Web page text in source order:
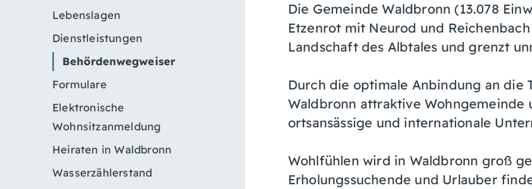
Lebenslagen
Dienstleistungen
Behördenwegweiser
Formulare
Elektronische
Wohnsitzanmeldung
Heiraten in Waldbronn
Wasserzählerstand
Die Gemeinde Waldbronn (13.078
Etzenrot mit Neurod und
Landschaft des Albtales und grenzt
Durch die optimale Anbindung an die
Waldbronn attraktive
ortsansässige und internationale
Wohlfühlen wird in Waldbronn groß
Erholungssuchende und Urlauber